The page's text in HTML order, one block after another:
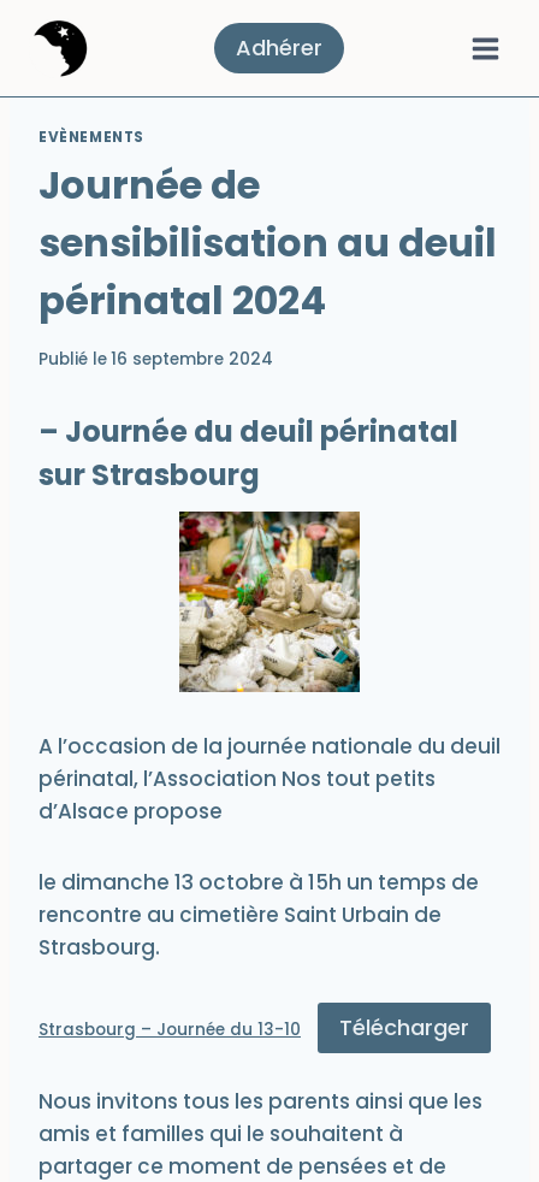
contenu
Adhérer
EVÈNEMENTS
Journée de
sensibilisation au deuil
périnatal 2024
Publié le16 septembre 2024
– Journée du deuil périnatal
sur Strasbourg
A l’occasion de la journée nationale du deuil
périnatal, l’Association Nos tout petits
d’Alsace propose
le dimanche 13 octobre à 15h un temps de
rencontre au cimetière Saint Urbain de
Strasbourg.
Strasbourg – Journée du 13-10 Télécharger
Nous invitons tous les parents ainsi que les
amis et familles qui le souhaitent à
partager ce moment de pensées et de